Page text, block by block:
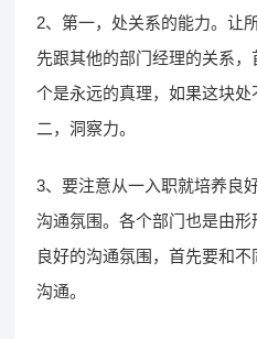
2、第一，处关系的能力。让
先跟其他的部门经理的关系
个是永远的真理，如果这块
二，洞察力。
3、要注意从一入职就培养良
沟通氛围。各个部门也是由
良好的沟通氛围，首先要和
沟通。